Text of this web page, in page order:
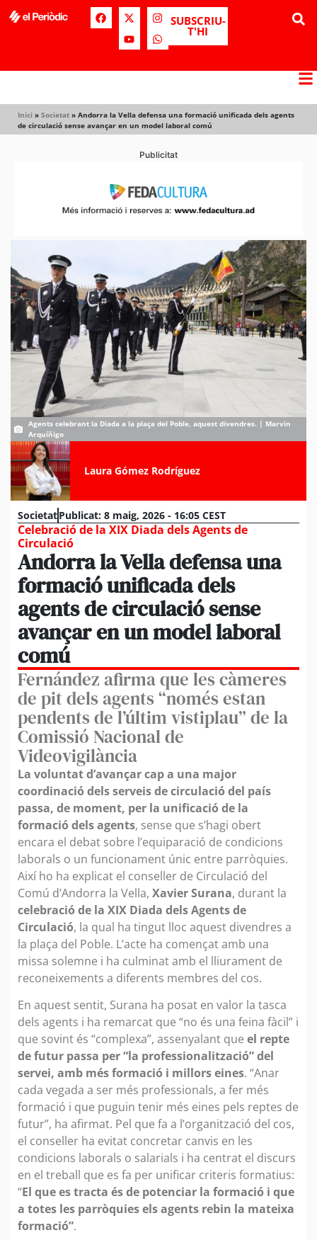
SUBSCRIU-
T'HI
Inici » Societat » Andorra la Vella defensa una formació unificada dels agents
de circulació sense avançar en un model laboral comú
Publicitat
Agents celebrant la Diada a la plaça del Poble, aquest divendres. | Marvin
Arquíñigo
Laura Gómez Rodríguez
SocietatPublicat: 8 maig, 2026 - 16:05 CEST
Celebració de la XIX Diada dels Agents de
Circulació
Andorra la Vella defensa una
formació unificada dels
agents de circulació sense
avançar en un model laboral
comú
Fernández afirma que les càmeres
de pit dels agents “només estan
pendents de l’últim vistiplau” de la
Comissió Nacional de
Videovigilància
La voluntat d’avançar cap a una major
coordinació dels serveis de circulació del país
passa, de moment, per la unificació de la
formació dels agents, sense que s’hagi obert
encara el debat sobre l’equiparació de condicions
laborals o un funcionament únic entre parròquies.
Així ho ha explicat el conseller de Circulació del
Comú d’Andorra la Vella, Xavier Surana, durant la
celebració de la XIX Diada dels Agents de
Circulació, la qual ha tingut lloc aquest divendres a
la plaça del Poble. L’acte ha començat amb una
missa solemne i ha culminat amb el lliurament de
reconeixements a diferents membres del cos.
En aquest sentit, Surana ha posat en valor la tasca
dels agents i ha remarcat que “no és una feina fàcil” i
que sovint és “complexa”, assenyalant que el repte
de futur passa per “la professionalització” del
servei, amb més formació i millors eines. “Anar
cada vegada a ser més professionals, a fer més
formació i que puguin tenir més eines pels reptes de
futur”, ha afirmat. Pel que fa a l’organització del cos,
el conseller ha evitat concretar canvis en les
condicions laborals o salarials i ha centrat el discurs
en el treball que es fa per unificar criteris formatius:
“El que es tracta és de potenciar la formació i que
a totes les parròquies els agents rebin la mateixa
formació”.